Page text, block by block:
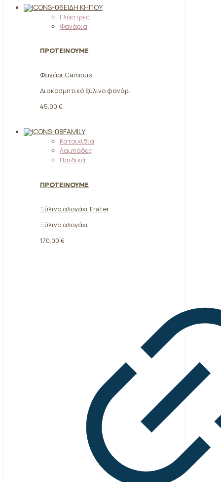
ΕΊΔΗ ΚΉΠΟΥ
Γλάστρες
Φανάρια
ΠΡΟΤΕΙΝΟΥΜΕ
Φανάρι Caminus
Διακοσμητικό ξύλινο φανάρι
45,00 €
FAMILY
Κατοικίδια
Λαμπάδες
Παιδικά
ΠΡΟΤΕΙΝΟΥΜΕ
Ξύλινο αλογάκι Frater
Ξύλινο αλογάκι
170,00 €